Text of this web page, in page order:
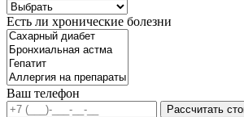
Есть ли хронические болезни
Ваш телефон
Рассчитать